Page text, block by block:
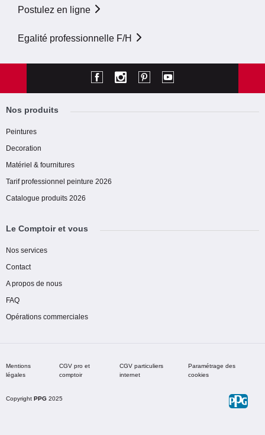
Postulez en ligne
Egalité professionnelle F/H
Nos produits
Peintures
Decoration
Matériel & fournitures
Tarif professionnel peinture 2026
Catalogue produits 2026
Le Comptoir et vous
Nos services
Contact
A propos de nous
FAQ
Opérations commerciales
Mentions
légales
CGV pro et
comptoir
CGV particuliers
internet
Paramétrage des
cookies
Copyright PPG 2025